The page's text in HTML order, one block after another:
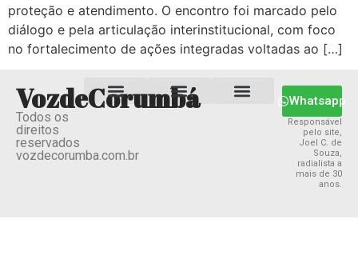
proteção e atendimento. O encontro foi marcado pelo
diálogo e pela articulação interinstitucional, com foco
no fortalecimento de ações integradas voltadas ao […]
VozdeCorumbá
Todos os
direitos
reservados
vozdecorumba.com.br
Whatsapp
Responsável
pelo site,
Joel C. de
Souza,
radialista a
mais de 30
anos.